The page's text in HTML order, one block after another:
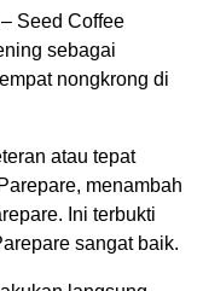
– Seed Coffee
sebagai
nongkrong di
atau tepat
menambah
Ini terbukti
sangat baik.